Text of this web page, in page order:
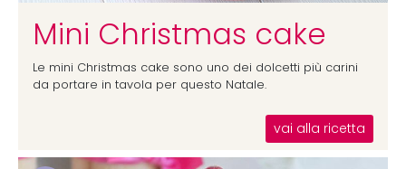
Mini Christmas cake
Le mini Christmas cake sono uno dei dolcetti più carini
da portare in tavola per questo Natale.
vai alla ricetta